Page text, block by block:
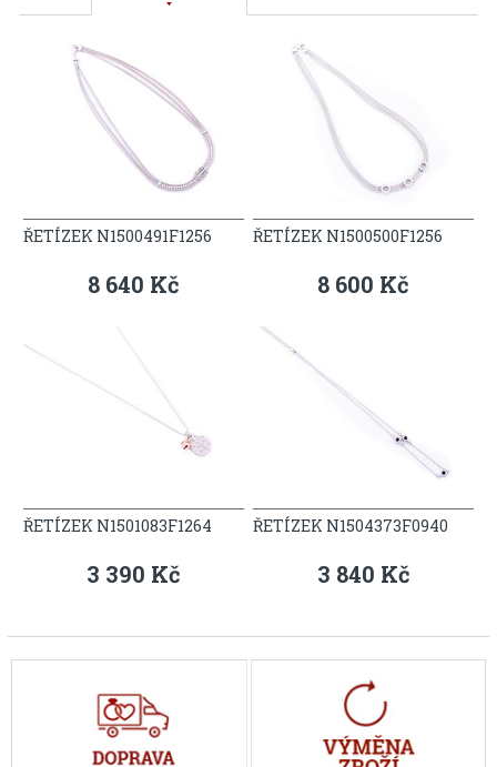
ŘETÍZEK N1500491F1256
8 640 Kč
ŘETÍZEK N1500500F1256
8 600 Kč
ŘETÍZEK N1501083F1264
3 390 Kč
ŘETÍZEK N1504373F0940
3 840 Kč